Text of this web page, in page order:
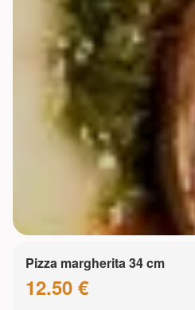
Pizza margherita 34 cm
12.50 €